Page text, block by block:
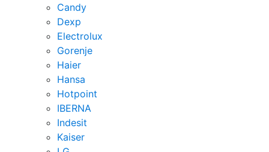
Candy
Dexp
Electrolux
Gorenje
Haier
Hansa
Hotpoint
IBERNA
Indesit
Kaiser